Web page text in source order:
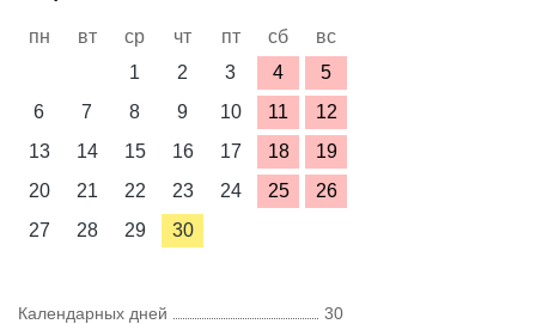
пн вт ср чт пт сб
вс
1
2 3 4
5
6
7 8 9 10 11
12
13
14 15 16 17 18
19
20
21 22 23 24 25
26
27
28 29 30
Календарных дней
30